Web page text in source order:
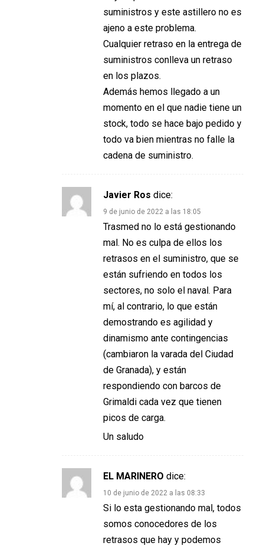
suministros y este astillero no es
ajeno a este problema.
Cualquier retraso en la entrega de
suministros conlleva un retraso
en los plazos.
Además hemos llegado a un
momento en el que nadie tiene un
stock, todo se hace bajo pedido y
todo va bien mientras no falle la
cadena de suministro.
Javier Ros dice:
9 de junio de 2022 a las 18:05
Trasmed no lo está gestionando
mal. No es culpa de ellos los
retrasos en el suministro, que se
están sufriendo en todos los
sectores, no solo el naval. Para
mí, al contrario, lo que están
demostrando es agilidad y
dinamismo ante contingencias
(cambiaron la varada del Ciudad
de Granada), y están
respondiendo con barcos de
Grimaldi cada vez que tienen
picos de carga.
Un saludo
EL MARINERO dice:
10 de junio de 2022 a las 08:33
Si lo esta gestionando mal, todos
somos conocedores de los
retrasos que hay y podemos